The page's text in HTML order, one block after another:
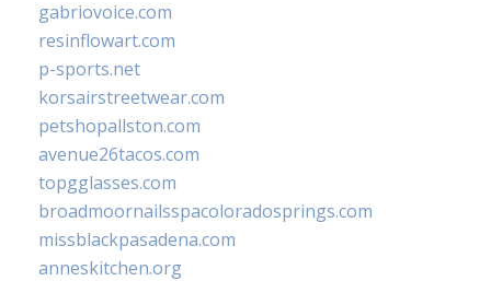
gabriovoice.com
resinflowart.com
p-sports.net
korsairstreetwear.com
petshopallston.com
avenue26tacos.com
topgglasses.com
broadmoornailsspacoloradosprings.com
missblackpasadena.com
anneskitchen.org